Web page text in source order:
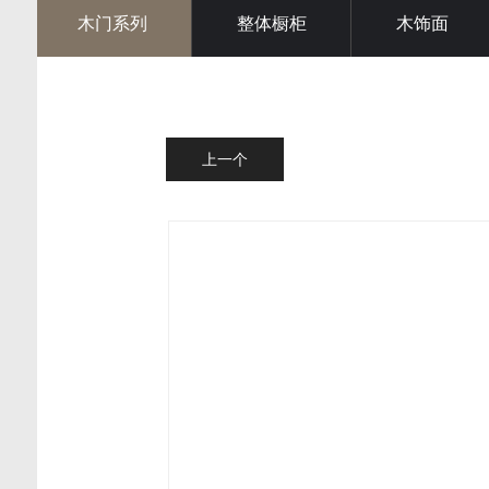
木门系列 整体橱柜 木饰面
上一个